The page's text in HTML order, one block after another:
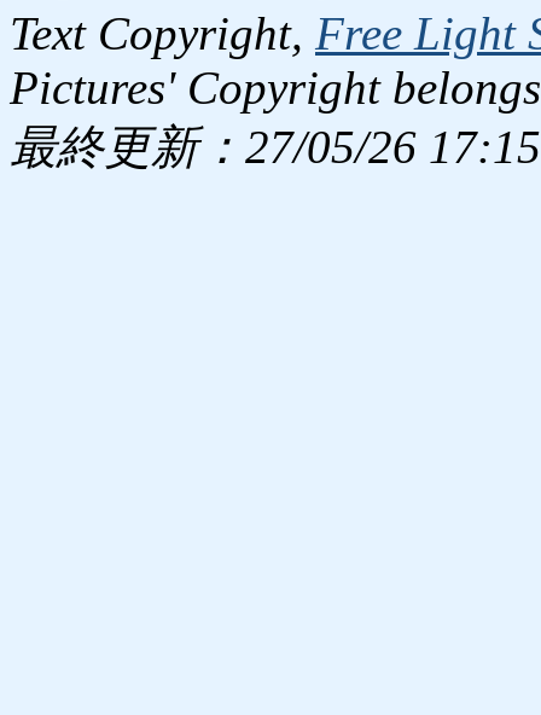
Text Copyright, Free Light
Pictures' Copyright
最終更新：27/05/26 17:15